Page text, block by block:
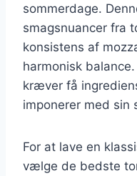
sommerdage.
smagsnuancer fra
konsistens af
harmonisk
kræver få
imponerer med sin
For at lave en
vælge de bedste